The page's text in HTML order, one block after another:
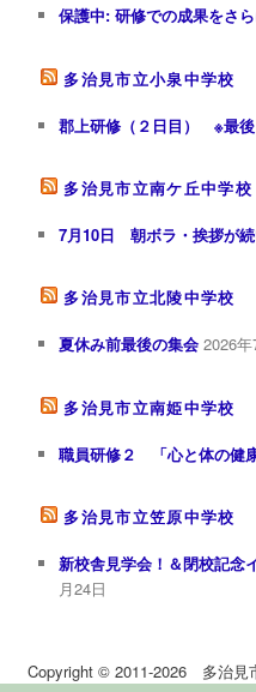
保護中: 研修での成果をさ
多治見市立小泉中学校
郡上研修（２日目） ※最後
多治見市立南ケ丘中学校
7月10日 朝ボラ・挨拶が
多治見市立北陵中学校
夏休み前最後の集会 2026
多治見市立南姫中学校
職員研修２ 「心と体の健
多治見市立笠原中学校
新校舎見学会！＆閉校記念
月24日
Copyright © 2011-2026 多治見